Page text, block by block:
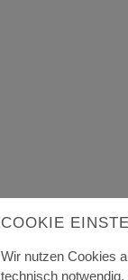
COOKIE
Wir nutzen Cookies
technisch